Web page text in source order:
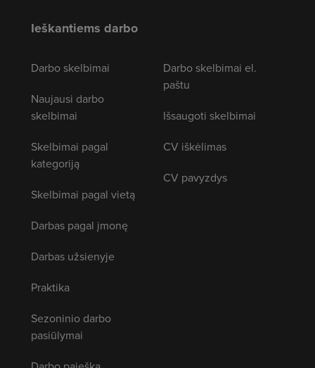
Ieškantiems darbo
Darbo skelbimai
Naujausi darbo
skelbimai
Skelbimai pagal
kategoriją
Skelbimai pagal vietą
Darbas pagal įmonę
Darbas užsienyje
Praktika
Sezoninio darbo
pasiūlymai
Darbo skelbimai el.
paštu
Išsaugoti skelbimai
CV iškėlimas
CV pavyzdys